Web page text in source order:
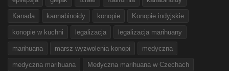
Kanada kannabinoidy konopie Konopie indyjskie
konopie w kuchni legalizacja legalizacja marihuany
marihuana marsz wyzwolenia konopi medyczna
medyczna marihuana Medyczna marihuana w Czechach